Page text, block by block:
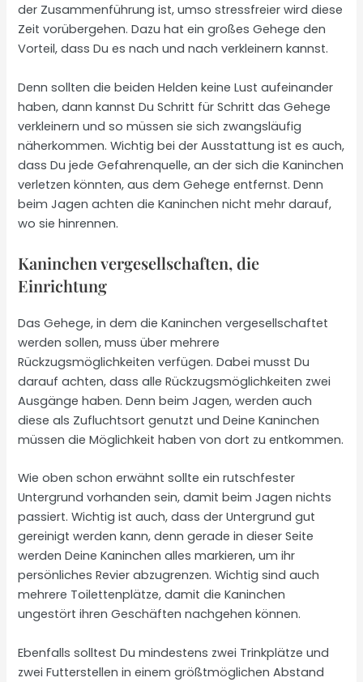
der Zusammenführung ist, umso stressfreier wird diese
Zeit vorübergehen. Dazu hat ein großes Gehege den
Vorteil, dass Du es nach und nach verkleinern kannst.
Denn sollten die beiden Helden keine Lust aufeinander
haben, dann kannst Du Schritt für Schritt das Gehege
verkleinern und so müssen sie sich zwangsläufig
näherkommen. Wichtig bei der Ausstattung ist es auch,
dass Du jede Gefahrenquelle, an der sich die Kaninchen
verletzen könnten, aus dem Gehege entfernst. Denn
beim Jagen achten die Kaninchen nicht mehr darauf,
wo sie hinrennen.
Kaninchen vergesellschaften, die
Einrichtung
Das Gehege, in dem die Kaninchen vergesellschaftet
werden sollen, muss über mehrere
Rückzugsmöglichkeiten verfügen. Dabei musst Du
darauf achten, dass alle Rückzugsmöglichkeiten zwei
Ausgänge haben. Denn beim Jagen, werden auch
diese als Zufluchtsort genutzt und Deine Kaninchen
müssen die Möglichkeit haben von dort zu entkommen.
Wie oben schon erwähnt sollte ein rutschfester
Untergrund vorhanden sein, damit beim Jagen nichts
passiert. Wichtig ist auch, dass der Untergrund gut
gereinigt werden kann, denn gerade in dieser Seite
werden Deine Kaninchen alles markieren, um ihr
persönliches Revier abzugrenzen. Wichtig sind auch
mehrere Toilettenplätze, damit die Kaninchen
ungestört ihren Geschäften nachgehen können.
Ebenfalls solltest Du mindestens zwei Trinkplätze und
zwei Futterstellen in einem größtmöglichen Abstand